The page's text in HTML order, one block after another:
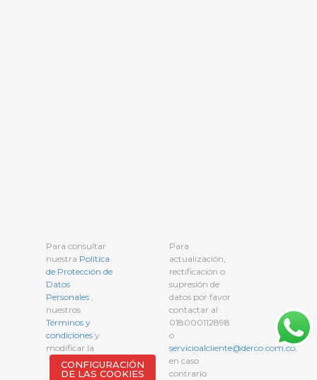
Para consultar
nuestra Política
de Protección de
Datos
Personales ,
nuestros
Términos y
condiciones y
modificar la
CONFIGURACIÓN
DE LAS COOKIES
Para
actualización,
rectificación o
supresión de
datos por favor
contactar al
018000112898
o
servicioalcliente@derco.com.co,
en caso
contrario